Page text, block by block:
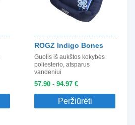
ROGZ Indigo Bones
Guolis iš aukštos kokybės
poliesterio, atsparus
vandeniui
57.90 - 94.97 €
Peržiūrėti